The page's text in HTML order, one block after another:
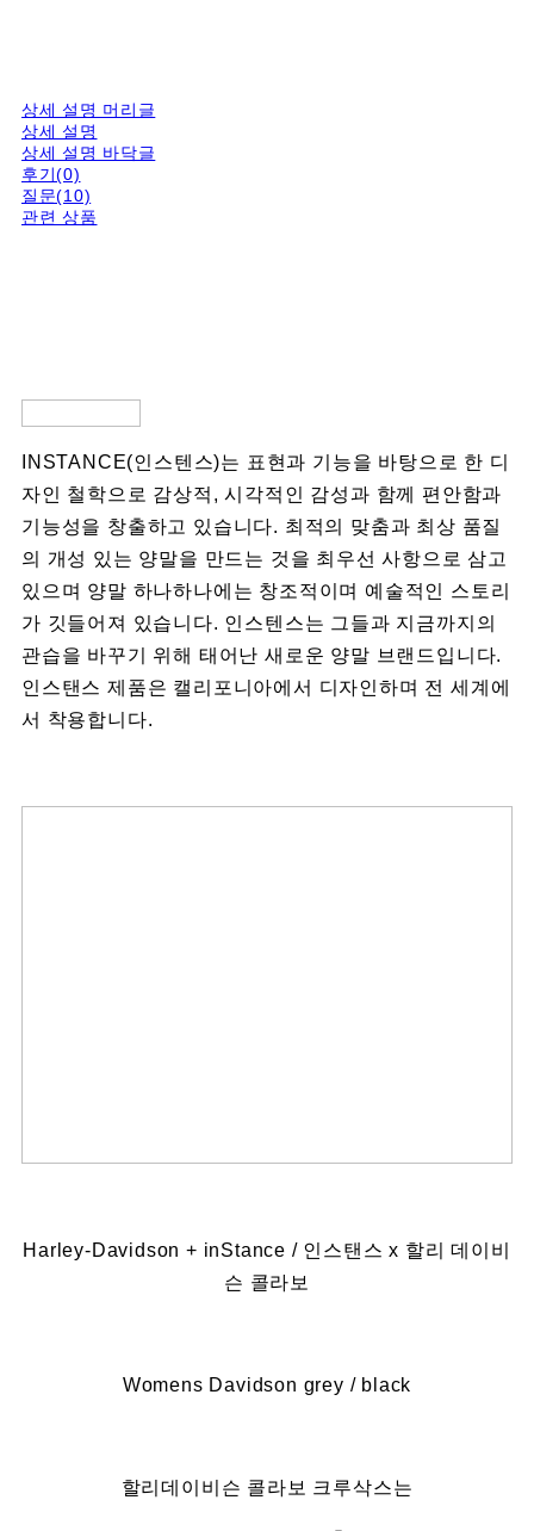
상세 설명 머리글
상세 설명
상세 설명 바닥글
후기(0)
질문(10)
관련 상품
INSTANCE(인스텐스)는 표현과 기능을 바탕으로 한 디
자인 철학으로 감상적, 시각적인 감성과 함께 편안함과
기능성을 창출하고 있습니다. 최적의 맞춤과 최상 품질
의 개성 있는 양말을 만드는 것을 최우선 사항으로 삼고
있으며 양말 하나하나에는 창조적이며 예술적인 스토리
가 깃들어져 있습니다. 인스텐스는 그들과 지금까지의
관습을 바꾸기 위해 태어난 새로운 양말 브랜드입니다.
인스탠스 제품은 캘리포니아에서 디자인하며 전 세계에
서 착용합니다.
Harley-Davidson + inStance / 인스탠스 x 할리 데이비
슨 콜라보
Womens Davidson grey / black
할리데이비슨 콜라보 크루삭스는